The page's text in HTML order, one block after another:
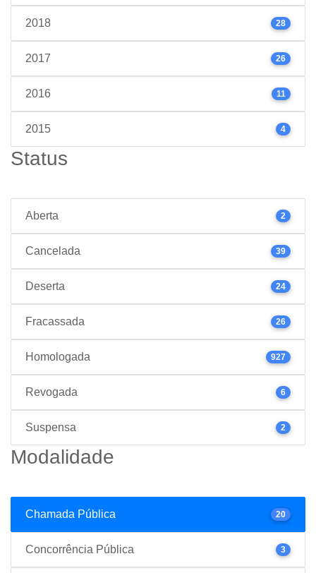
2018 28
2017 26
2016 11
2015 4
Status
Aberta 2
Cancelada 39
Deserta 24
Fracassada 26
Homologada 927
Revogada 6
Suspensa 2
Modalidade
Chamada Pública 20
Concorrência Pública 3